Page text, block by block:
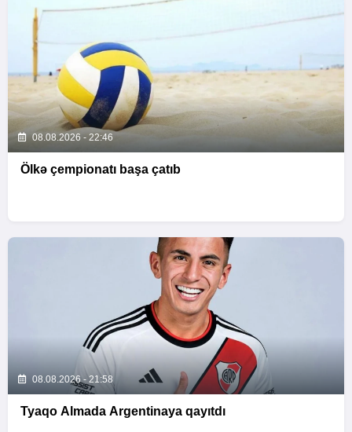
08.08.2026 - 22:46
Ölkə çempionatı başa çatıb
08.08.2026 - 21:58
Tyaqo Almada Argentinaya qayıtdı